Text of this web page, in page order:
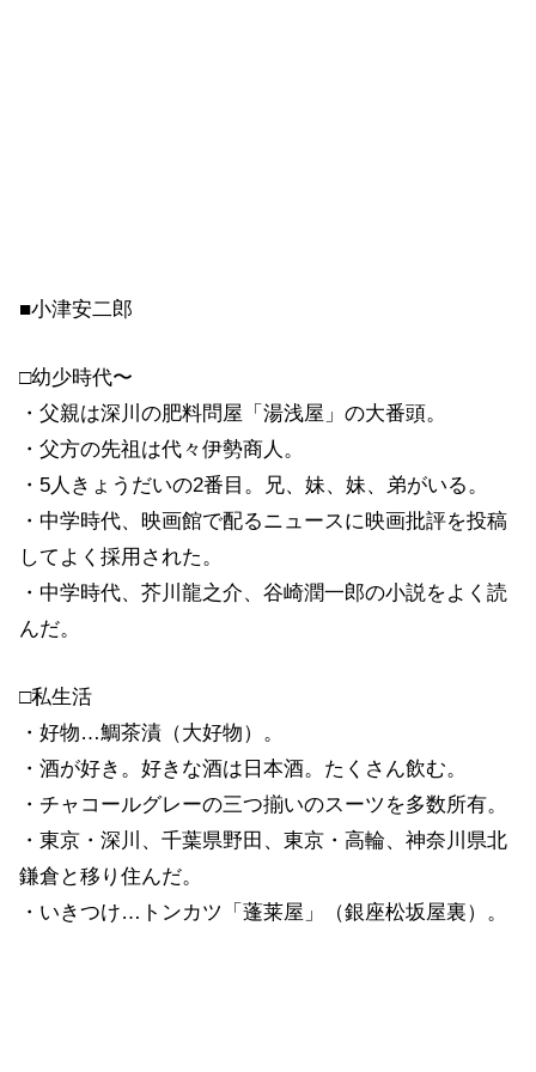
■小津安二郎
□幼少時代〜
・父親は深川の肥料問屋「湯浅屋」の大番頭。
・父方の先祖は代々伊勢商人。
・5人きょうだいの2番目。兄、妹、妹、弟がいる。
・中学時代、映画館で配るニュースに映画批評を投稿
してよく採用された。
・中学時代、芥川龍之介、谷崎潤一郎の小説をよく読
んだ。
□私生活
・好物…鯛茶漬（大好物）。
・酒が好き。好きな酒は日本酒。たくさん飲む。
・チャコールグレーの三つ揃いのスーツを多数所有。
・東京・深川、千葉県野田、東京・高輪、神奈川県北
鎌倉と移り住んだ。
・いきつけ…トンカツ「蓬莱屋」（銀座松坂屋裏）。